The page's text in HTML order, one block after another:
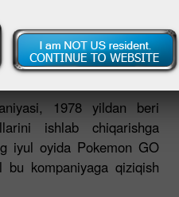
NINTENDO
QILING!
1978 yildan beri
ishlab chiqarishga
iyul oyida Pokemon GO
kompaniyaga qiziqish